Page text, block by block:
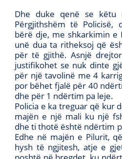
Dhe duke qenë se
Përgjithshëm të Policisë,
bërë dje, me shkarkimin e
unë dua ta ritheksoj që
për të gjithë. Asnjë
justifikohet se nuk dinte
për një tavolinë me 4
por bëhet fjalë për 40
dhe për 1 ndërtim pa leje.
Policia e ka treguar që kur
majën e një mali ku një
dhe ti thotë është ndërtim
Edhe në majën e Pilurit,
hysh të ngjitesh, atje e